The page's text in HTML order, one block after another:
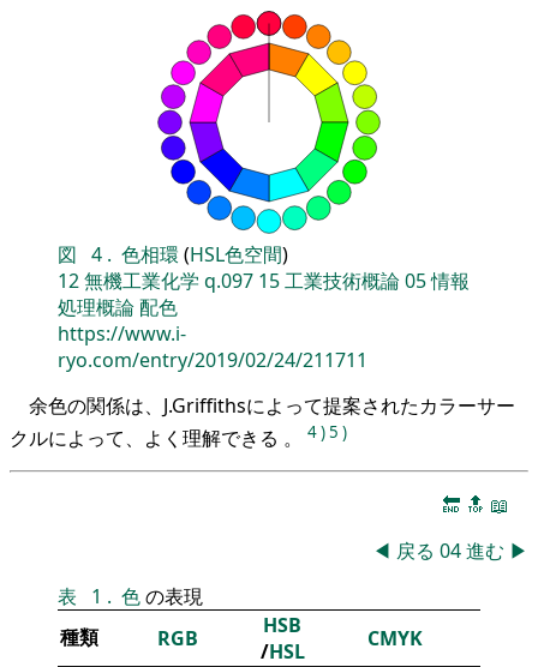
図 4 . 色相環 (HSL色空間)
12無機工業化学 q.097 15工業技術概論05情報
処理概論配色
https://www.i-
ryo.com/entry/2019/02/24/211711
余色の関係は、J.Griffithsによって提案されたカラーサー
クルによって、よく理解できる 。
4)5 )
🔚 🔝 📖
◀ 戻る 04進む ▶
表
1 . 色の表現
種類
RGB
HSB
/HSL CMYK